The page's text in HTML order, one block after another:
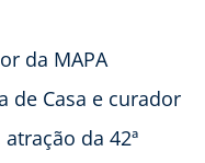
da MAPA
de Casa e curador
da 42ª